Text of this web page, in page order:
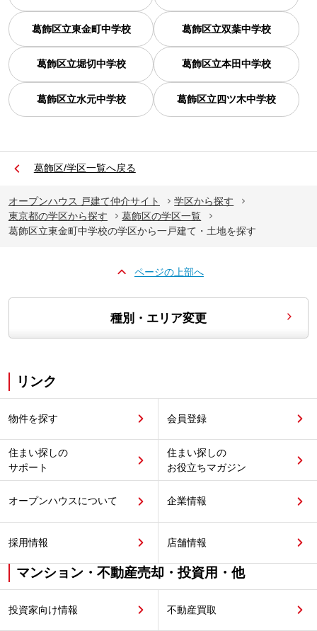
葛飾区立東金町中学校 葛飾区立双葉中学校
葛飾区立堀切中学校 葛飾区立本田中学校
葛飾区立水元中学校 葛飾区立四ツ木中学校
葛飾区/学区一覧へ戻る
オープンハウス 戸建て仲介サイト
学区から探す
東京都の学区から探す
葛飾区の学区一覧
葛飾区立東金町中学校の学区から一戸建て・土地を探す
ページの上部へ
種別・エリア変更
リンク
物件を探す 会員登録
住まい探しの
サポート
住まい探しの
お役立ちマガジン
オープンハウスについて 企業情報
採用情報 店舗情報
マンション・不動産売却・投資用・他
投資家向け情報 不動産買取